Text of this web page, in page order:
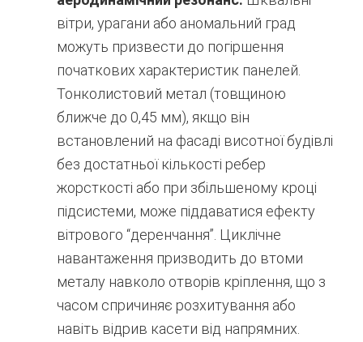
вітри, урагани або аномальний град
можуть призвести до погіршення
початкових характеристик панелей.
Тонколистовий метал (товщиною
ближче до 0,45 мм), якщо він
встановлений на фасаді висотної будівлі
без достатньої кількості ребер
жорсткості або при збільшеному кроці
підсистеми, може піддаватися ефекту
вітрового “деренчання”. Циклічне
навантаження призводить до втоми
металу навколо отворів кріплення, що з
часом спричиняє розхитування або
навіть відрив касети від напрямних.